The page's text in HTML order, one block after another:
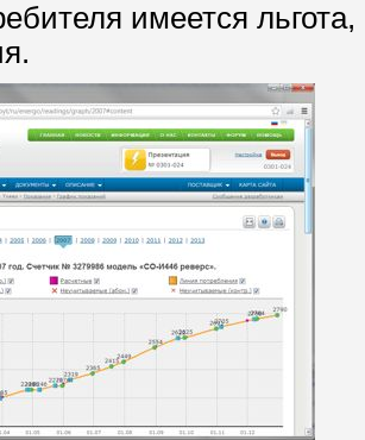
имеется